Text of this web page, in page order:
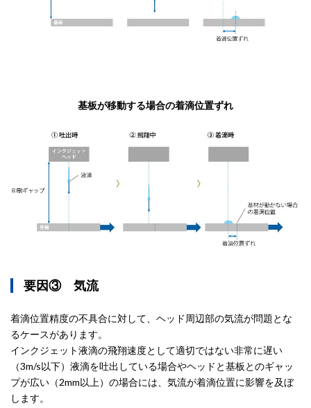
基板が移動する場合の着滴位置ずれ
要因③ 気流
着滴位置精度の不具合に対して、ヘッド周辺部の気流が問題とな
るケースがあります。
インクジェット液滴の飛翔速度として適切ではない非常に遅い
（3m/s以下）液滴を吐出している場合やヘッドと基板とのギャッ
プが広い（2mm以上）の場合には、気流が着滴位置に影響を及ぼ
します。